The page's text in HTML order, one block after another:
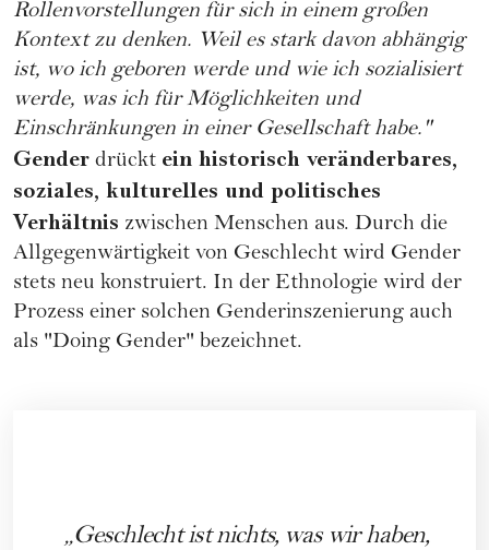
Rollenvorstellungen für sich in einem großen
Kontext zu denken. Weil es stark davon abhängig
ist, wo ich geboren werde und wie ich sozialisiert
werde, was ich für Möglichkeiten und
Einschränkungen in einer Gesellschaft habe."
Gender drückt ein historisch veränderbares,
soziales, kulturelles und politisches
Verhältnis zwischen Menschen aus. Durch die
Allgegenwärtigkeit von Geschlecht wird Gender
stets neu konstruiert. In der Ethnologie wird der
Prozess einer solchen Genderinszenierung auch
als "Doing Gender" bezeichnet.
Geschlecht ist nichts, was wir haben,